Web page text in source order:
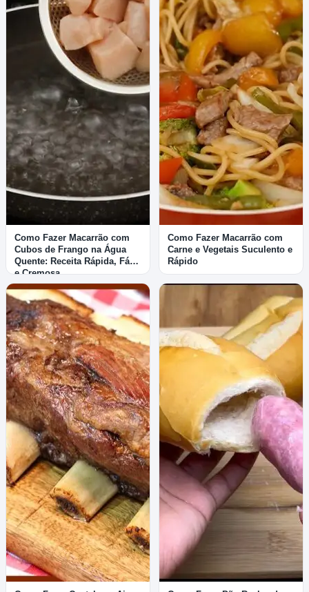
Como Fazer Macarrão com
Cubos de Frango na Água
Quente: Receita Rápida, Fácil
e Cremosa
Como Fazer Macarrão com
Carne e Vegetais Suculento e
Rápido